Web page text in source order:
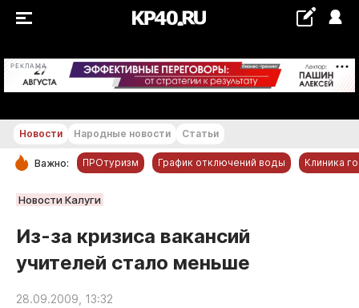
РЕКЛАМА +22...+23 °С
РУБРИКИ
Новости компаний
Статьи
Народные новости
Новости Народные новости Статьи
Важно: ПРОтуризм График отключений воды Клиника
Новости Калуги
Из-за кризиса вакансий
учителей стало меньше
28.09.2009, 13:32